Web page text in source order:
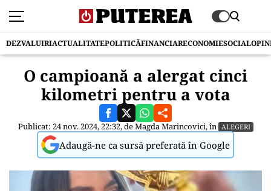
DEZVALUIRIACTUALITATEPOLITICĂFINANCIARECONOMIESOCIAL
O campioană a alergat cinci
kilometri pentru a vota
Publicat: 24 nov. 2024, 22:32, deMagda Marincovici, în ALEGERI
Adaugă-ne ca sursă preferată în Google